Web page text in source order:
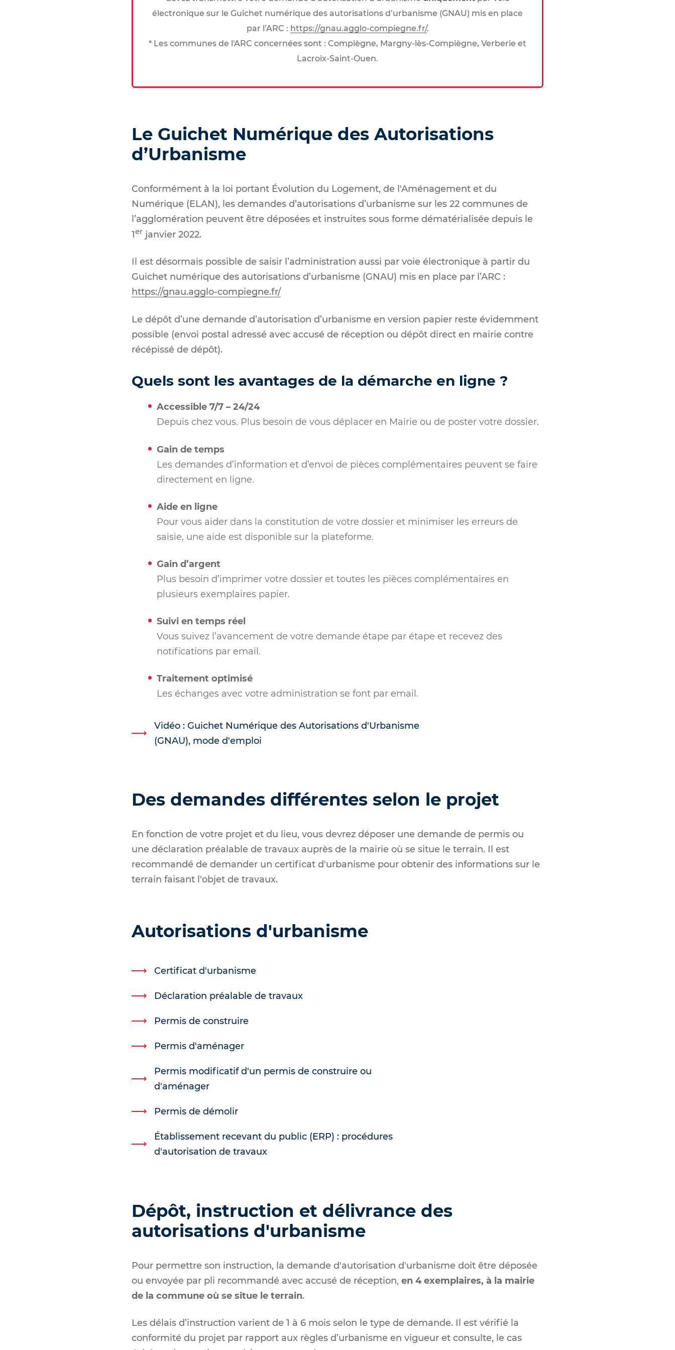
électronique sur le Guichet numérique des autorisations d’urbanisme (GNAU) mis en place
par l’ARC : https://gnau.agglo-compiegne.fr/.
* Les communes de l'ARC concernées sont : Compiègne, Margny-lès-Compiègne, Verberie et
Lacroix-Saint-Ouen.
Le Guichet Numérique des Autorisations
d’Urbanisme
Conformément à la loi portant Évolution du Logement, de l'Aménagement et du
Numérique (ELAN), les demandes d’autorisations d’urbanisme sur les 22 communes de
l’agglomération peuvent être déposées et instruites sous forme dématérialisée depuis le
1er janvier 2022.
Il est désormais possible de saisir l’administration aussi par voie électronique à partir du
Guichet numérique des autorisations d’urbanisme (GNAU) mis en place par l’ARC :
https://gnau.agglo-compiegne.fr/
Le dépôt d’une demande d’autorisation d’urbanisme en version papier reste évidemment
possible (envoi postal adressé avec accusé de réception ou dépôt direct en mairie contre
récépissé de dépôt).
Quels sont les avantages de la démarche en ligne ?
Accessible 7/7 – 24/24
Depuis chez vous. Plus besoin de vous déplacer en Mairie ou de poster votre dossier.
Gain de temps
Les demandes d’information et d’envoi de pièces complémentaires peuvent se faire
directement en ligne.
Aide en ligne
Pour vous aider dans la constitution de votre dossier et minimiser les erreurs de
saisie, une aide est disponible sur la plateforme.
Gain d’argent
Plus besoin d’imprimer votre dossier et toutes les pièces complémentaires en
plusieurs exemplaires papier.
Suivi en temps réel
Vous suivez l’avancement de votre demande étape par étape et recevez des
notifications par email.
Traitement optimisé
Les échanges avec votre administration se font par email.
Vidéo : Guichet Numérique des Autorisations d'Urbanisme
(GNAU), mode d'emploi
Des demandes différentes selon le projet
En fonction de votre projet et du lieu, vous devrez déposer une demande de permis ou
une déclaration préalable de travaux auprès de la mairie où se situe le terrain. Il est
recommandé de demander un certificat d'urbanisme pour obtenir des informations sur le
terrain faisant l'objet de travaux.
Autorisations d'urbanisme
Certificat d'urbanisme
Déclaration préalable de travaux
Permis de construire
Permis d'aménager
Permis modificatif d'un permis de construire ou
d'aménager
Permis de démolir
Établissement recevant du public (ERP) : procédures
d'autorisation de travaux
Dépôt, instruction et délivrance des
autorisations d'urbanisme
Pour permettre son instruction, la demande d'autorisation d'urbanisme doit être déposée
ou envoyée par pli recommandé avec accusé de réception, en 4 exemplaires, à la mairie
de la commune où se situe le terrain.
Les délais d’instruction varient de 1 à 6 mois selon le type de demande. Il est vérifié la
conformité du projet par rapport aux règles d’urbanisme en vigueur et consulte, le cas